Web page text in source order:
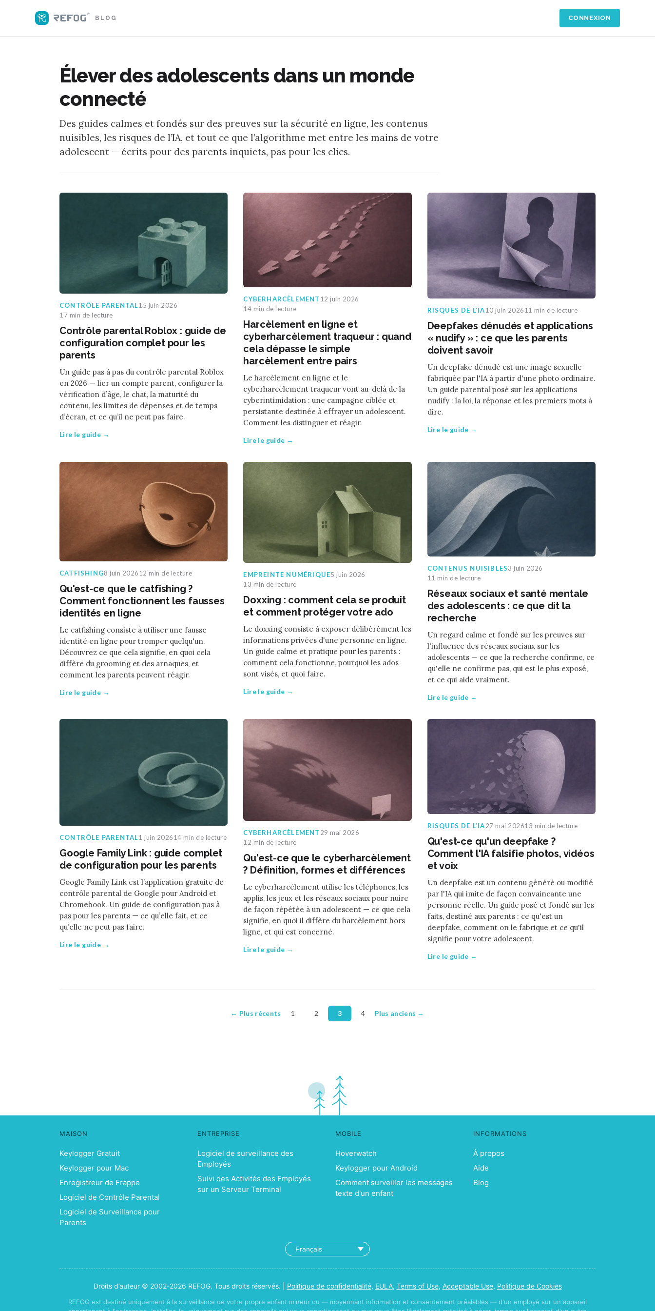
BLOG CONNEXION
Élever des adolescents dans un monde
connecté
Des guides calmes et fondés sur des preuves sur la sécurité en ligne, les contenus
nuisibles, les risques de l’IA, et tout ce que l’algorithme met entre les mains de votre
adolescent — écrits pour des parents inquiets, pas pour les clics.
CONTRÔLE PARENTAL15 juin 2026
17 min de lecture
Contrôle parental Roblox : guide de
configuration complet pour les
parents
Un guide pas à pas du contrôle parental Roblox
en 2026 — lier un compte parent, configurer la
vérification d’âge, le chat, la maturité du
contenu, les limites de dépenses et de temps
d’écran, et ce qu’il ne peut pas faire.
Lire le guide →
CYBERHARCÈLEMENT 12 juin 2026
14 min de lecture
Harcèlement en ligne et
cyberharcèlement traqueur : quand
cela dépasse le simple
harcèlement entre pairs
Le harcèlement en ligne et le
cyberharcèlement traqueur vont au-delà de la
cyberintimidation : une campagne ciblée et
persistante destinée à effrayer un adolescent.
Comment les distinguer et réagir.
Lire le guide →
RISQUES DE L’IA10 juin 202611 min de lecture
Deepfakes dénudés et applications
« nudify » : ce que les parents
doivent savoir
Un deepfake dénudé est une image sexuelle
fabriquée par l'IA à partir d'une photo ordinaire.
Un guide parental posé sur les applications
nudify : la loi, la réponse et les premiers mots à
dire.
Lire le guide →
CATFISHING8 juin 202612 min de lecture
Qu'est-ce que le catfishing ?
Comment fonctionnent les fausses
identités en ligne
Le catfishing consiste à utiliser une fausse
identité en ligne pour tromper quelqu'un.
Découvrez ce que cela signifie, en quoi cela
diffère du grooming et des arnaques, et
comment les parents peuvent réagir.
Lire le guide →
EMPREINTE NUMÉRIQUE5 juin 2026
13 min de lecture
Doxxing : comment cela se produit
et comment protéger votre ado
Le doxxing consiste à exposer délibérément les
informations privées d'une personne en ligne.
Un guide calme et pratique pour les parents :
comment cela fonctionne, pourquoi les ados
sont visés, et quoi faire.
Lire le guide →
CONTENUS NUISIBLES3 juin 2026
11 min de lecture
Réseaux sociaux et santé mentale
des adolescents : ce que dit la
recherche
Un regard calme et fondé sur les preuves sur
l'influence des réseaux sociaux sur les
adolescents — ce que la recherche confirme, ce
qu'elle ne confirme pas, qui est le plus exposé,
et ce qui aide vraiment.
Lire le guide →
CONTRÔLE PARENTAL1 juin 202614 min de lecture
Google Family Link : guide complet
de configuration pour les parents
Google Family Link est l’application gratuite de
contrôle parental de Google pour Android et
Chromebook. Un guide de configuration pas à
pas pour les parents — ce qu’elle fait, et ce
qu’elle ne peut pas faire.
Lire le guide →
CYBERHARCÈLEMENT 29 mai 2026
12 min de lecture
Qu'est-ce que le cyberharcèlement
? Définition, formes et différences
Le cyberharcèlement utilise les téléphones, les
applis, les jeux et les réseaux sociaux pour nuire
de façon répétée à un adolescent — ce que cela
signifie, en quoi il diffère du harcèlement hors
ligne, et qui est concerné.
Lire le guide →
RISQUES DE L’IA27 mai 202613 min de lecture
Qu'est-ce qu'un deepfake ?
Comment l'IA falsifie photos, vidéos
et voix
Un deepfake est un contenu généré ou modifié
par l'IA qui imite de façon convaincante une
personne réelle. Un guide posé et fondé sur les
faits, destiné aux parents : ce qu'est un
deepfake, comment on le fabrique et ce qu'il
signifie pour votre adolescent.
Lire le guide →
← Plus récents 1 2 3 4 Plus anciens →
MAISON
Keylogger Gratuit
Keylogger pour Mac
Enregistreur de Frappe
Logiciel de Contrôle Parental
Logiciel de Surveillance pour
Parents
ENTREPRISE
Logiciel de surveillance des
Employés
Suivi des Activités des Employés
sur un Serveur Terminal
MOBILE
Hoverwatch
Keylogger pour Android
Comment surveiller les messages
texte d'un enfant
INFORMATIONS
À propos
Aide
Blog
Droits d’auteur © 2002-2026 REFOG. Tous droits réservés. | Politique de confidentialité, EULA, Terms of Use, Acceptable Use, Politique de Cookies
REFOG est destiné uniquement à la surveillance de votre propre enfant mineur ou — moyennant information et consentement préalables — d'un employé sur un appareil